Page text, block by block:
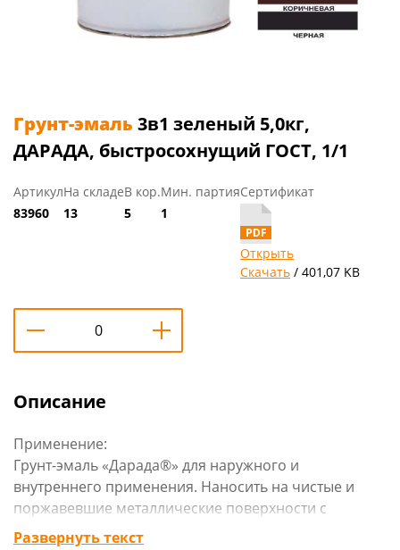
Грунт-эмаль 3в1 зеленый 5,0кг,
ДАРАДА, быстросохнущий ГОСТ, 1/1
Артикул
83960
На складе
13
В кор.
5
Мин. партия
1
Сертификат
Открыть
Скачать / 401,07 KB
Описание
Применение:
Грунт-эмаль «Дарада®» для наружного и
внутреннего применения. Наносить на чистые и
поржавевшие металлические поверхности с
толщиной прочно связанной ржавчины
Развернуть текст